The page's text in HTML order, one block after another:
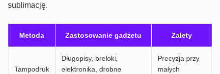
sublimację.
Metoda Zastosowanie gadżetu Zalety
Tampodruk
Długopisy, breloki,
elektronika, drobne
Precyzja przy
małych